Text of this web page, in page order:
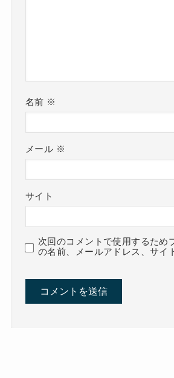
名前 ※
メール ※
サイト
次回のコメントで使用するため
の名前、メールアドレス、サイ